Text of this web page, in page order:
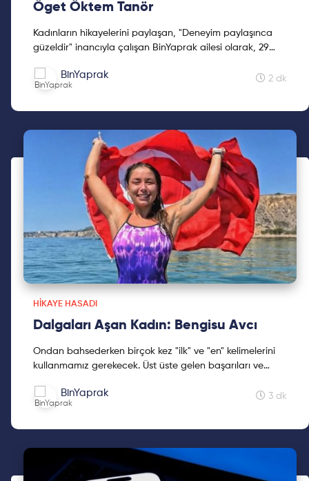
Öget Öktem Tanör
Kadınların hikayelerini paylaşan, "Deneyim paylaşınca
güzeldir" inancıyla çalışan BinYaprak ailesi olarak, 29
Cumhuriyetimizin 2. yüzyılına kadınların hikayelerini
hediye etmek için çıktığımız Hikaye Hasadına, ilklerin
Bir ömür boyu bilime, eğitime ve insan zihnine adanmış
bir yolculuğu ile Prof. Dr. Öget Öktem Tanör, Türkiye'de
klinik nöropsikolojinin öncüsü olmasıyla tanınmaktadır.
Kendisi Türkiye'nin tek afazi uzmanıdır. Bugün Öget
Öktem Tanör, 89 yaşında olmasına rağmen hâlâ
öğrencileriyle buluşuyor, hastalarıyla çalışıyor ve her gün
tempolu yürüyüşüne çıkmayı ihmal etmiyor. Onu yalnızca
dinçliğiyle değil; tutkusu, üretkenliği ve hiç sönmeyen
merakıyla da tanıyoruz.
BinYaprak 2 dk
HIKAYE HASADI
Dalgaları Aşan Kadın: Bengisu Avcı
Ondan bahsederken birçok kez "ilk" ve "en" kelimelerini
kullanmamız gerekecek. Üst üste gelen başarıları ve
verecek bir hikayesi var. Bengisu Avcı, ultra maraton
yüzücü ve antrenör. Gelin bakalım hikayesine,
BinYaprak 3 dk